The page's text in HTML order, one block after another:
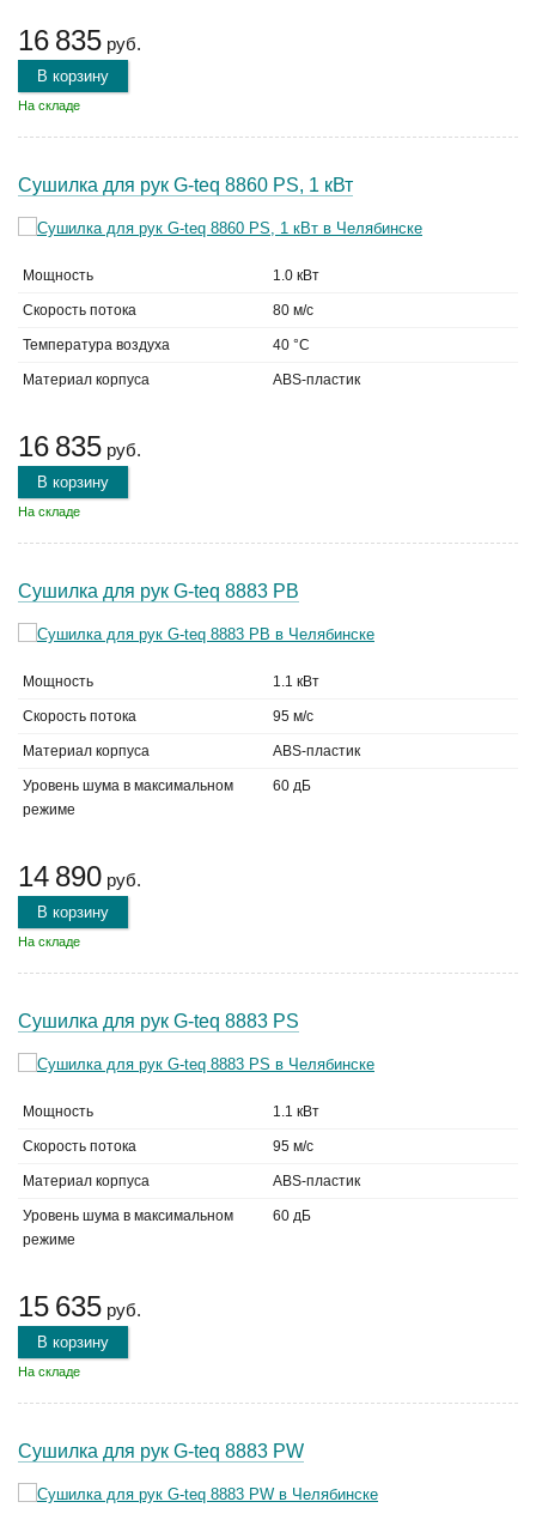
16 835 руб.
В корзину
На складе
Сушилка для рук G-teq 8860 PS, 1 кВт
Мощность 1.0 кВт
Скорость потока 80 м/с
Температура воздуха 40 °C
Материал корпуса ABS-пластик
16 835 руб.
В корзину
На складе
Сушилка для рук G-teq 8883 PB
Мощность 1.1 кВт
Скорость потока 95 м/с
Материал корпуса ABS-пластик
Уровень шума в максимальном
режиме
60 дБ
14 890 руб.
В корзину
На складе
Сушилка для рук G-teq 8883 PS
Мощность 1.1 кВт
Скорость потока 95 м/с
Материал корпуса ABS-пластик
Уровень шума в максимальном
режиме
60 дБ
15 635 руб.
В корзину
На складе
Сушилка для рук G-teq 8883 PW